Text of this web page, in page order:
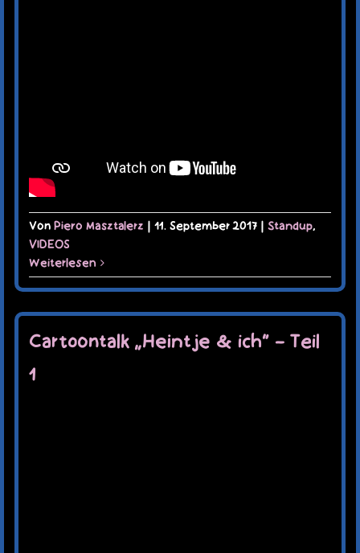
Von Piero Masztalerz | 11. September 2017 | Standup,
VIDEOS
Weiterlesen
Cartoontalk „Heintje & ich“ – Teil
1